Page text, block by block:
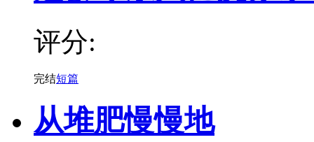
评分:
完结短篇
从堆肥慢慢地